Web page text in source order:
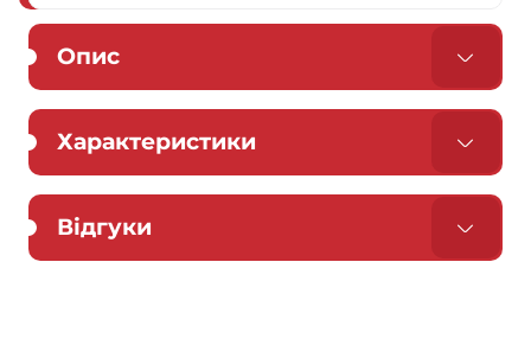
Опис
Характеристики
Відгуки